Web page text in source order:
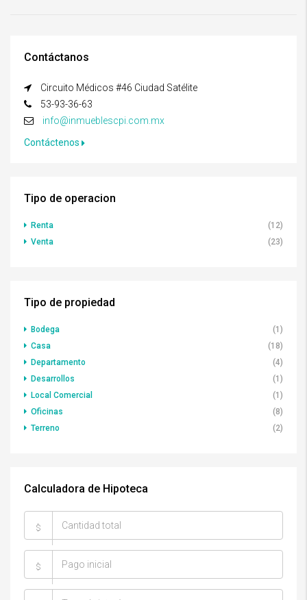
Contáctanos
Circuito Médicos #46 Ciudad Satélite
53-93-36-63
info@inmueblescpi.com.mx
Contáctenos
Tipo de operacion
Renta
(12)
Venta
(23)
Tipo de propiedad
Bodega
(1)
Casa
(18)
Departamento
(4)
Desarrollos
(1)
Local Comercial
(1)
Oficinas
(8)
Terreno
(2)
Calculadora de Hipoteca
$
$